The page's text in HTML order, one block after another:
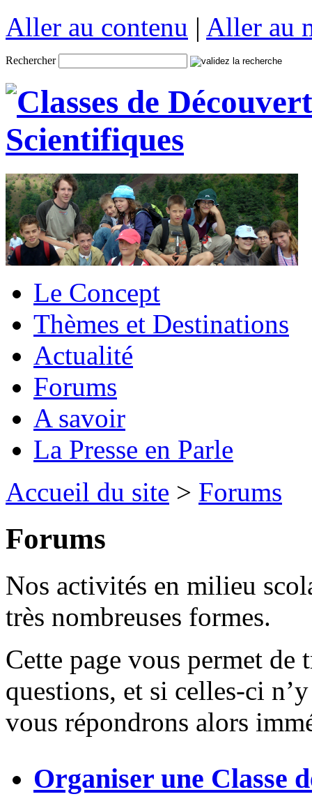
Aller au contenu | Aller au
Rechercher
Le Concept
Thèmes et Destinations
Actualité
Forums
A savoir
La Presse en Parle
Accueil du site > Forums
Forums
Nos activités en milieu
très nombreuses formes.
Cette page vous permet de
questions, et si celles-ci
vous répondrons alors
Organiser une Classe